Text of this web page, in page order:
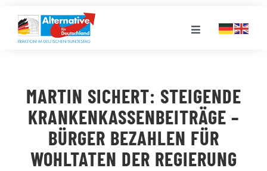
Inhalt
springen
Toggle
LANDESGRUPPEN
VERANSTALTUNGEN
MARTIN SICHERT: STEIGENDE
KRANKENKASSENBEITRÄGE –
BÜRGER BEZAHLEN FÜR
WOHLTATEN DER REGIERUNG